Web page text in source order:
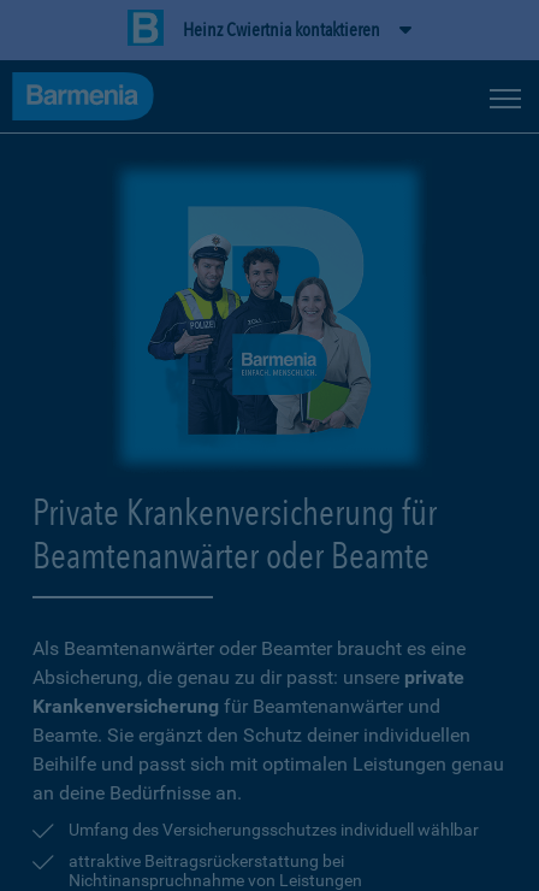
Heinz Cwiertnia kontaktieren
Private Krankenversicherung für
Beamtenanwärter oder Beamte
Als Beamtenanwärter oder Beamter braucht es eine
Absicherung, die genau zu dir passt: unsere private
Krankenversicherung für Beamtenanwärter und
Beamte. Sie ergänzt den Schutz deiner individuellen
Beihilfe und passt sich mit optimalen Leistungen genau
an deine Bedürfnisse an.
Umfang des Versicherungsschutzes individuell wählbar
attraktive Beitragsrückerstattung bei
Nichtinanspruchnahme von Leistungen